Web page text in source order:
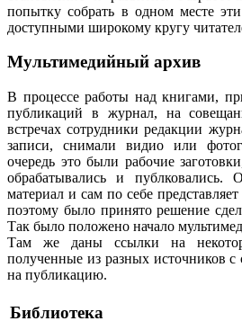
попытку собрать в одном месте
доступными широкому кругу
Мультимедийный архив
В процессе работы над книгами,
публикаций в журнал, на
встречах сотрудники редакции
записи, снимали видио или
очередь это были рабочие
обрабатывались и публковались.
материал и сам по себе
поэтому было принято решение
Так было положено начало
Там же даны ссылки на
полученные из разных источников с
на публикацию.
Библиотека